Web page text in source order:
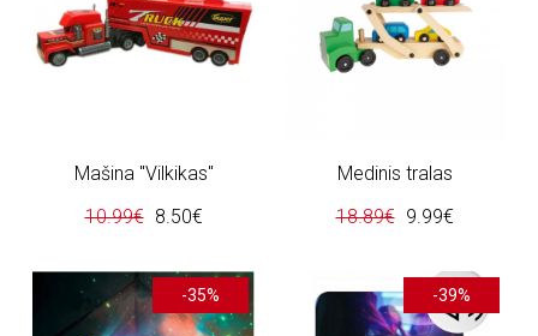
Mašina "Vilkikas"
10.99€ 8.50€
Medinis tralas
18.89€ 9.99€
-35% -39%